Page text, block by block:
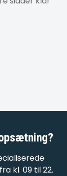
?
kl. 09 til 22.